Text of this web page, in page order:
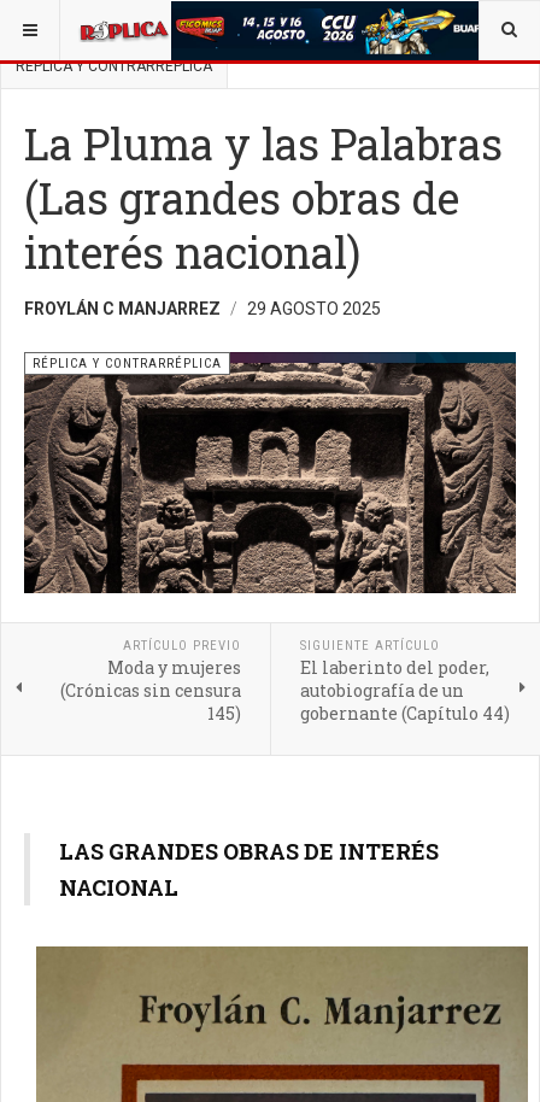
ESTÁ AQUÍ: BUSCAR UN ARTÍCULO EN POLÍTICA
RÉPLICA Y CONTRARRÉPLICA
La Pluma y las Palabras
(Las grandes obras de
interés nacional)
FROYLÁN C MANJARREZ 29 AGOSTO 2025
RÉPLICA Y CONTRARRÉPLICA
ARTÍCULO PREVIO
Moda y mujeres
(Crónicas sin censura
145)
SIGUIENTE ARTÍCULO
El laberinto del poder,
autobiografía de un
gobernante (Capítulo 44)
LAS GRANDES OBRAS DE INTERÉS
NACIONAL